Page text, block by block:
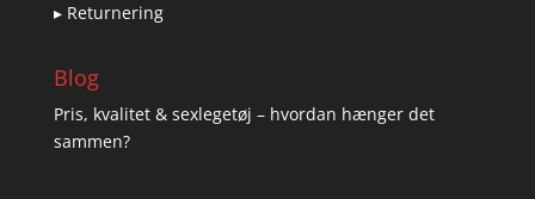
▸ Returnering
Blog
Pris, kvalitet & sexlegetøj – hvordan hænger det
sammen?